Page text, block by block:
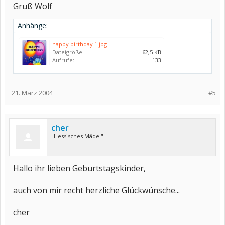
Gruß Wolf
Anhänge:
happy birthday 1.jpg
Dateigröße:
62,5 KB
Aufrufe:
133
#5
21. März 2004
cher
"Hessisches Mädel"
Hallo ihr lieben Geburtstagskinder,
auch von mir recht herzliche Glückwünsche...
cher